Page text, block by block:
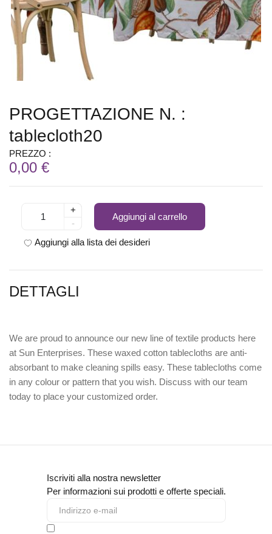
PROGETTAZIONE N. :
tablecloth20
PREZZO :
0,00 €
+
-
Aggiungi al carrello
Aggiungi alla lista dei desideri
DETTAGLI
We are proud to announce our new line of textile products here
at Sun Enterprises. These waxed cotton tablecloths are anti-
absorbant to make cleaning spills easy. These tablecloths come
in any colour or pattern that you wish. Discuss with our team
today to place your customized order.
Iscriviti alla nostra newsletter
Per informazioni sui prodotti e offerte speciali.